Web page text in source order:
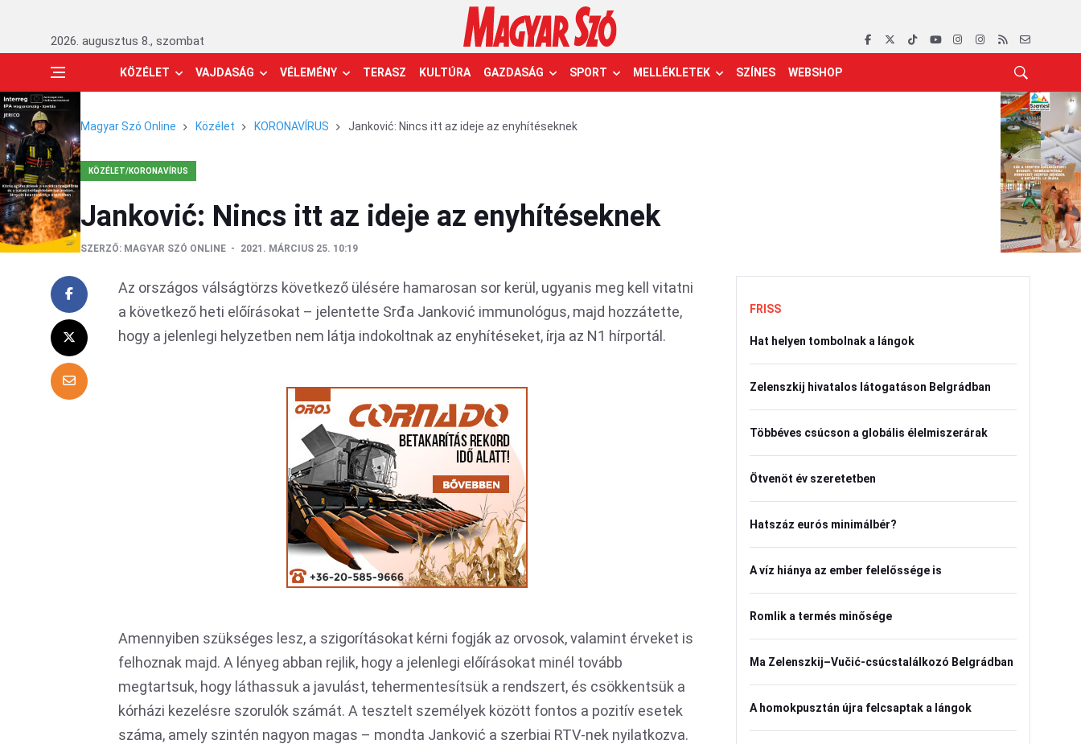
2026. augusztus 8., szombat
KÖZÉLET VAJDASÁG VÉLEMÉNY TERASZ KULTÚRA GAZDASÁG SPORT MELLÉKLETEK SZÍNES WEBSHOP
Magyar Szó Online Közélet KORONAVÍRUS Janković: Nincs itt az ideje az enyhítéseknek
KÖZÉLET/KORONAVÍRUS
Janković: Nincs itt az ideje az enyhítéseknek
SZERZŐ: MAGYAR SZÓ ONLINE 2021. MÁRCIUS 25. 10:19
Az országos válságtörzs következő ülésére hamarosan sor kerül, ugyanis meg kell vitatni
a következő heti előírásokat – jelentette Srđa Janković immunológus, majd hozzátette,
hogy a jelenlegi helyzetben nem látja indokoltnak az enyhítéseket, írja az N1 hírportál.
Amennyiben szükséges lesz, a szigorításokat kérni fogják az orvosok, valamint érveket is
felhoznak majd. A lényeg abban rejlik, hogy a jelenlegi előírásokat minél tovább
megtartsuk, hogy láthassuk a javulást, tehermentesítsük a rendszert, és csökkentsük a
kórházi kezelésre szorulók számát. A tesztelt személyek között fontos a pozitív esetek
száma, amely szintén nagyon magas – mondta Janković a szerbiai RTV-nek nyilatkozva.
FRISS
Hat helyen tombolnak a lángok
Zelenszkij hivatalos látogatáson Belgrádban
Többéves csúcson a globális élelmiszerárak
Ötvenöt év szeretetben
Hatszáz eurós minimálbér?
A víz hiánya az ember felelőssége is
Romlik a termés minősége
Ma Zelenszkij–Vučić-csúcstalálkozó Belgrádban
A homokpusztán újra felcsaptak a lángok